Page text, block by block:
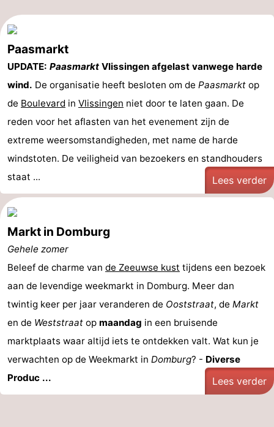
Paasmarkt
UPDATE: Paasmarkt Vlissingen afgelast vanwege harde
wind. De organisatie heeft besloten om de Paasmarkt op
de Boulevard in Vlissingen niet door te laten gaan. De
reden voor het aflasten van het evenement zijn de
extreme weersomstandigheden, met name de harde
windstoten. De veiligheid van bezoekers en standhouders
staat ...
Lees verder
Markt in Domburg
Gehele zomer
Beleef de charme van de Zeeuwse kust tijdens een bezoek
aan de levendige weekmarkt in Domburg. Meer dan
twintig keer per jaar veranderen de Ooststraat, de Markt
en de Weststraat op maandag in een bruisende
marktplaats waar altijd iets te ontdekken valt. Wat kun je
verwachten op de Weekmarkt in Domburg? - Diverse
Produc ...
Lees verder